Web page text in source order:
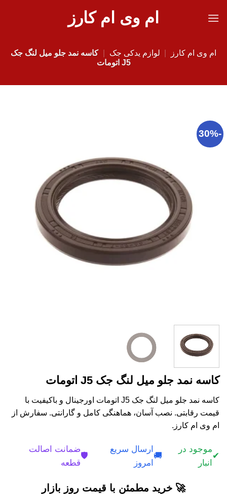
ام وی ام کارز
ام وی ام کارز لوازم یدکی جک
کاسه نمد جلو میل لنگ جک
J5 اتومات
-30%
کاسه نمد جلو میل لنگ جک J5 اتومات
کاسه نمد جلو میل لنگ جک J5 اتومات اورجینال و باکیفیت با
قیمت رقابتی. نصب آسان، هماهنگی کامل و گارانتی. سفارش از
ام وی ام کارز.
✔
موجود در
انبار
🚚
ارسال سریع
امروز
🛡️
ضمانت اصالت
قطعه
🚀 خرید مطمئن با قیمت روز بازار